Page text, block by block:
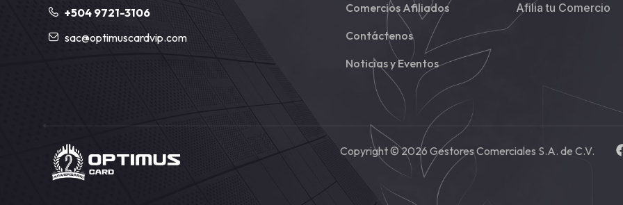
+504 9721-3106
sac@optimuscardvip.com
Comercios Afiliados
Contáctenos
Noticias y Eventos
Afilia tu Comercio
Copyright © 2026 Gestores Comerciales S.A. de C.V.